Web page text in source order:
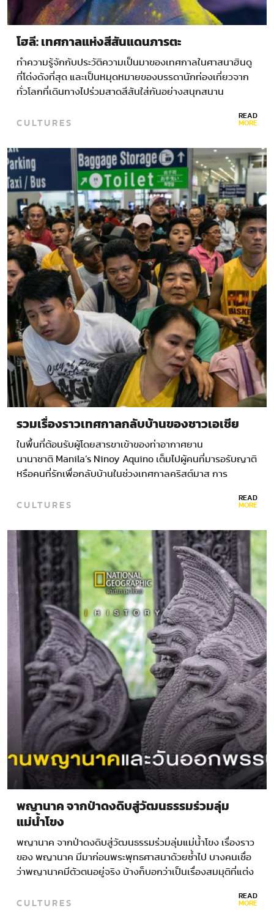
โฮลี: เทศกาลแห่งสีสันแดนภารตะ
ทำความรู้จักกับประวัติความเป็นมาของเทศกาลในศาสนาฮินดู
ที่โด่งดังที่สุด และเป็นหมุดหมายของบรรดานักท่องเที่ยวจาก
ทั่วโลกที่เดินทางไปร่วมสาดสีสันใส่กันอย่างสนุกสนาน
CULTURES READ
MORE
รวมเรื่องราวเทศกาลกลับบ้านของชาวเอเชีย
ในพื้นที่ต้อนรับผู้โดยสารขาเข้าของท่าอากาศยาน
นานาชาติ Manila’s Ninoy Aquino เต็มไปผู้คนที่มารอรับญาติ
หรือคนที่รักเพื่อกลับบ้านในช่วงเทศกาลคริสต์มาส การ
ต่ำทำให้ชาวฟิลิปปินส์นับล้านคนเดินทางไปทำงานยังต่าง
กลับมาบ้าน ภาพถ่ายโดย HANNAH…
CULTURES READ
MORE
พญานาค จากป่าดงดิบสู่วัฒนธรรมร่วมลุ่ม
แม่น้ำโขง
พญานาค จากป่าดงดิบสู่วัฒนธรรมร่วมลุ่มแม่น้ำโขง เรื่องราว
ของ พญานาค มีมาก่อนพระพุทธศาสนาด้วยซ้ำไป บางคนเชื่อ
ว่าพญานาคมีตัวตนอยู่จริง บ้างก็บอกว่าเป็นเรื่องสมมุติที่แต่ง
CULTURES READ
MORE